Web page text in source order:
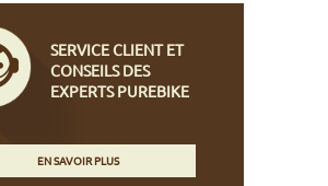
SERVICE CLIENT ET
CONSEILS DES
EXPERTS PUREBIKE
EN SAVOIR PLUS